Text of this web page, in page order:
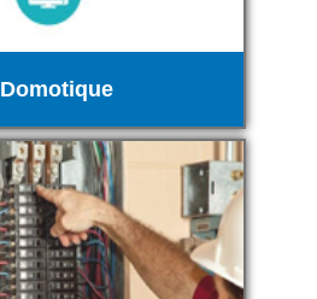
Domotique